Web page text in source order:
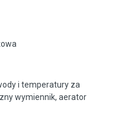
i temperatury za
wymiennik, aerator